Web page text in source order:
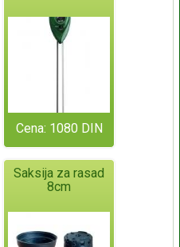
Cena: 1080 DIN
Saksija za rasad
8cm